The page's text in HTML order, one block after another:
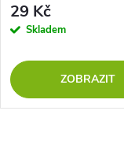
29 Kč
Skladem
ZOBRAZIT